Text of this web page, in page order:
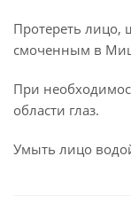
Протереть лицо,
смоченным в
При
области глаз.
Умыть лицо